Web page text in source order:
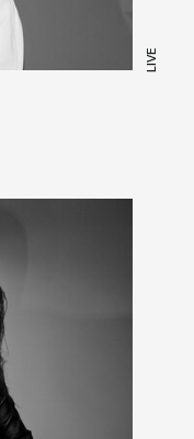
LIVE